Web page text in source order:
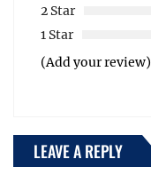
2 Star
1 Star
(Add your review)
LEAVE A REPLY